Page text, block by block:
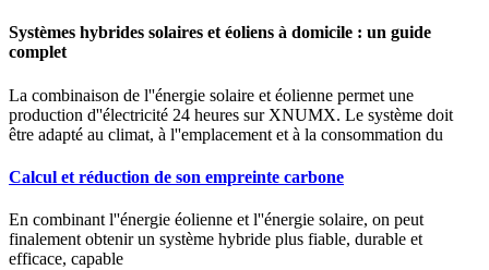
Systèmes hybrides solaires et éoliens à domicile : un guide
complet
La combinaison de l''énergie solaire et éolienne permet une
production d''électricité 24 heures sur XNUMX. Le système doit
être adapté au climat, à l''emplacement et à la consommation du
Calcul et réduction de son empreinte carbone
En combinant l''énergie éolienne et l''énergie solaire, on peut
finalement obtenir un système hybride plus fiable, durable et
efficace, capable